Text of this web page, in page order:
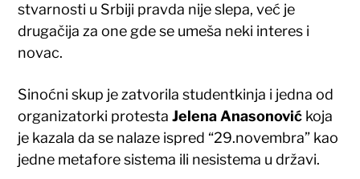
stvarnosti u Srbiji pravda nije slepa, već je
drugačija za one gde se umeša neki interes i
novac.
Sinoćni skup je zatvorila studentkinja i jedna od
organizatorki protestaJelena Anasonović koja
je kazala da se nalaze ispred “29.novembra” kao
jedne metafore sistema ili nesistema u državi.